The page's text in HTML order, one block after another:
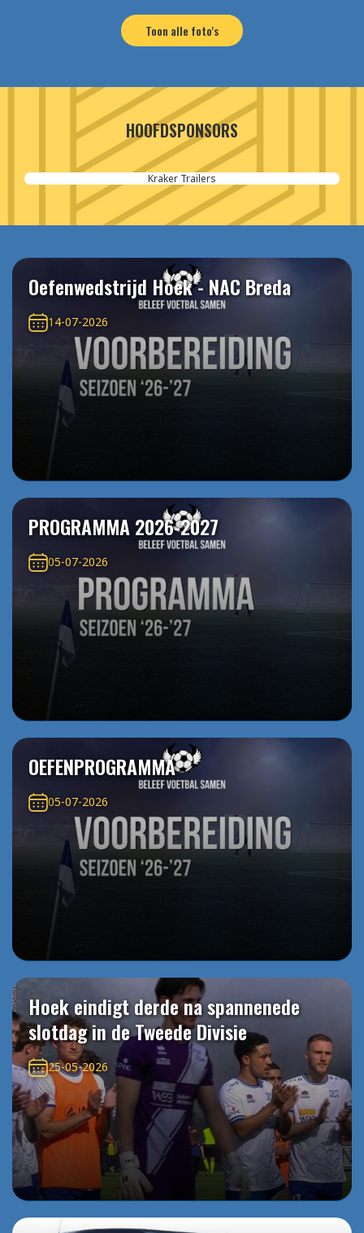
Toon alle foto's
HOOFDSPONSORS
Kraker Trailers
Oefenwedstrijd Hoek - NAC Breda
14-07-2026
PROGRAMMA 2026-2027
05-07-2026
OEFENPROGRAMMA
05-07-2026
Hoek eindigt derde na spannenede
slotdag in de Tweede Divisie
25-05-2026